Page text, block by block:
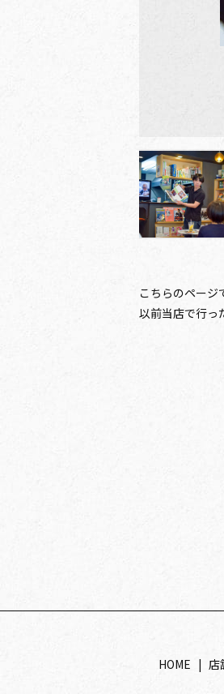
こちらのページ
以前当店で行っ
HOME 店